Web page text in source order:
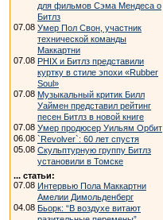
для фильмов Сэма Мендеса о
Битлз
07.08 Умер Пол Свон, участник
технической команды
Маккартни
07.08 PHIX и Битлз представили
куртку в стиле эпохи «Rubber
Soul»
07.08 Музыкальный критик Билл
Уаймен представил рейтинг
песен Битлз в новой книге
07.08 Умер продюсер Уильям Орбит
06.08 `Revolver`: 60 лет спустя
05.08 Скульптурную группу Битлз
установили в Томске
... статьи:
07.08 Интервью Пола Маккартни
Амелии Димольденберг
04.08 Бьорк: “В воздухе витают